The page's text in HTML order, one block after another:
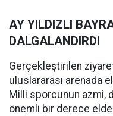
AY YILDIZLI
DALGALANDIRDI
Gerçekleştirilen
uluslararası arenada
Milli sporcunun azmi,
önemli bir derece elde